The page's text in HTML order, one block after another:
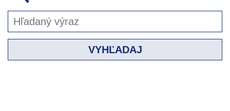
VYHĽADAJ